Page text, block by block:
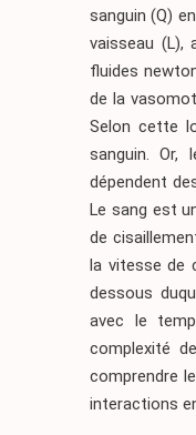
sanguin (Q)
vaisseau (L),
fluides
de la
Selon cette
sanguin. Or,
dépendent
Le sang est
de
la vitesse de
dessous
avec le
complexité
comprendre
interactions